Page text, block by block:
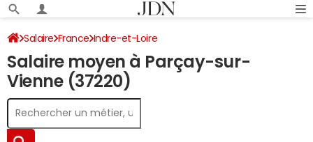
Salaire France Indre-et-Loire
Salaire moyen à Parçay-sur-
Vienne (37220)